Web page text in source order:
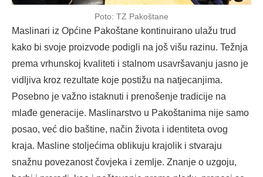
Poto: TZ Pakoštane
Maslinari iz Općine Pakoštane kontinuirano ulažu trud
kako bi svoje proizvode podigli na još višu razinu. Težnja
prema vrhunskoj kvaliteti i stalnom usavršavanju jasno je
vidljiva kroz rezultate koje postižu na natjecanjima.
Posebno je važno istaknuti i prenošenje tradicije na
mlađe generacije. Maslinarstvo u Pakoštanima nije samo
posao, već dio baštine, način života i identiteta ovog
kraja. Masline stoljećima oblikuju krajolik i stvaraju
snažnu povezanost čovjeka i zemlje. Znanje o uzgoju,